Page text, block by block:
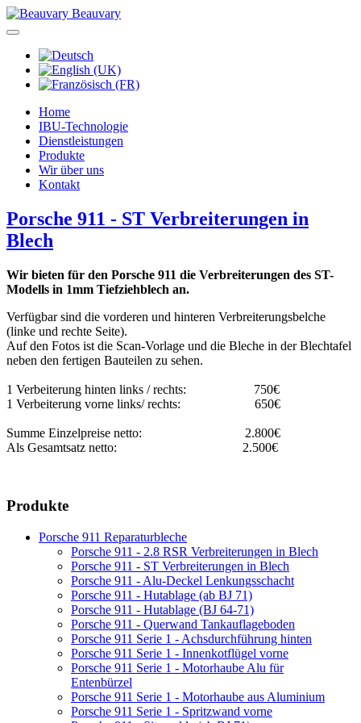
Beauvary
Home
IBU-Technologie
Dienstleistungen
Produkte
Wir über uns
Kontakt
Porsche 911 - ST Verbreiterungen in
Blech
Wir bieten für den Porsche 911 die Verbreiterungen des ST-
Modells in 1mm Tiefziehblech an.
Verfügbar sind die vorderen und hinteren Verbreiterungsbelche
(linke und rechte Seite).
Auf den Fotos ist die Scan-Vorlage und die Bleche in der Blechtafel
neben den fertigen Bauteilen zu sehen.
1 Verbeiterung hinten links / rechts: 750€
1 Verbeiterung vorne links/ rechts: 650€
Summe Einzelpreise netto: 2.800€
Als Gesamtsatz netto: 2.500€
Produkte
Porsche 911 Reparaturbleche
Porsche 911 - 2.8 RSR Verbreiterungen in Blech
Porsche 911 - ST Verbreiterungen in Blech
Porsche 911 - Alu-Deckel Lenkungsschacht
Porsche 911 - Hutablage (ab BJ 71)
Porsche 911 - Hutablage (BJ 64-71)
Porsche 911 - Querwand Tankauflageboden
Porsche 911 Serie 1 - Achsdurchführung hinten
Porsche 911 Serie 1 - Innenkotflügel vorne
Porsche 911 Serie 1 - Motorhaube Alu für
Entenbürzel
Porsche 911 Serie 1 - Motorhaube aus Aluminium
Porsche 911 Serie 1 - Spritzwand vorne